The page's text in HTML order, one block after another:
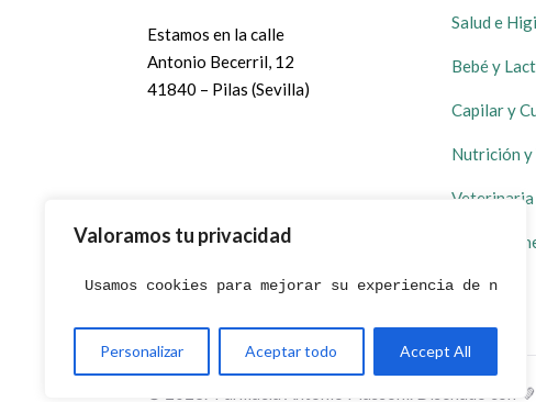
Valoramos tu privacidad
Usamos cookies para mejorar su experiencia de
Personalizar Aceptar todo Accept All
Estamos en la calle
Antonio Becerril, 12
41840 – Pilas (Sevilla)
Salud e
Bebé y
Capilar y
Nutrición y
Veterinaria
© 2023. Farmacia Antonio Massoni. Diseñado con